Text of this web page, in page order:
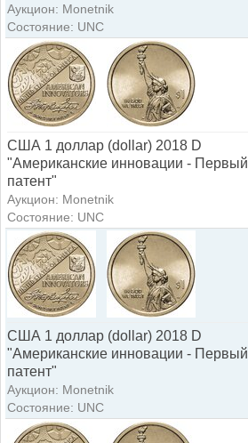
Аукцион: Monetnik
Состояние: UNC
США 1 доллар (dollar) 2018 D
"Американские инновации - Первый
патент"
Аукцион: Monetnik
Состояние: UNC
США 1 доллар (dollar) 2018 D
"Американские инновации - Первый
патент"
Аукцион: Monetnik
Состояние: UNC